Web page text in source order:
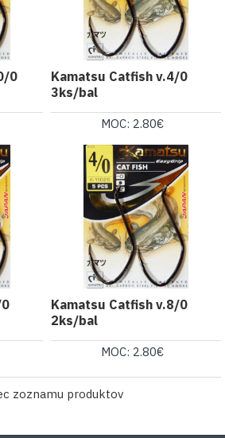
0
Kamatsu Catfish v.4/0
3ks/bal
MOC: 2.80€
Kamatsu Catfish v.8/0
2ks/bal
MOC: 2.80€
zoznamu produktov